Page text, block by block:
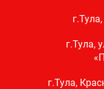
г.Тула,
г.Тула,